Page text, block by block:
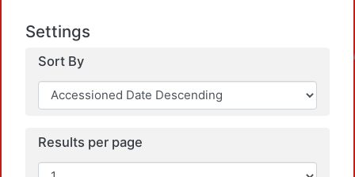
Settings
Sort By
Results per page